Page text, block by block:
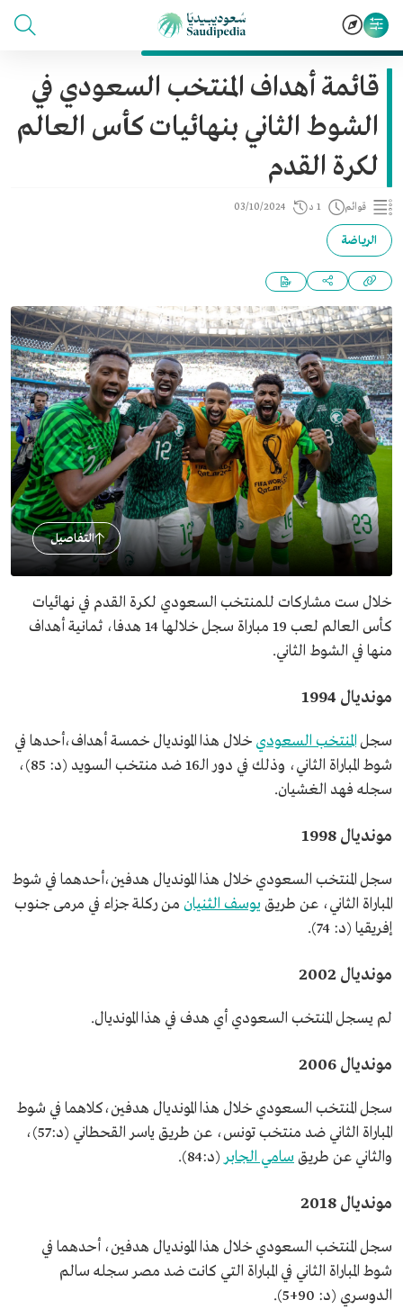
قائمة أهداف المنتخب السعودي في
الشوط الثاني بنهائيات كأس العالم
لكرة القدم
قوائم 1 د 03/10/2024
الرياضة
التفاصيل
خلال ست مشاركات للمنتخب السعودي لكرة القدم في نهائيات
كأس العالم لعب 19 مباراة سجل خلالها 14 هدفا، ثمانية أهداف
منها في الشوط الثاني.
مونديال 1994
سجلالمنتخب السعودي خلال هذا المونديال خمسة أهداف،أحدها في
شوط المباراة الثاني، وذلك في دور الـ16 ضد منتخب السويد (د: 85)،
سجله فهد الغشيان.
مونديال 1998
سجل المنتخب السعودي خلال هذا المونديال هدفين،أحدهما في شوط
المباراة الثاني، عن طريق يوسف الثنيان من ركلة جزاء في مرمى جنوب
إفريقيا (د: 74).
مونديال 2002
لم يسجل المنتخب السعودي أي هدف في هذا المونديال.
مونديال 2006
سجل المنتخب السعودي خلال هذا المونديال هدفين،كلاهما في شوط
المباراة الثاني ضد منتخب تونس، عن طريق ياسر القحطاني (د:57)،
والثاني عن طريق سامي الجابر (د:84).
مونديال 2018
سجل المنتخب السعودي خلال هذا المونديال هدفين، أحدهما في
شوط المباراة الثاني في المباراة التي كانت ضد مصر سجله سالم
الدوسري (د: 90+5).